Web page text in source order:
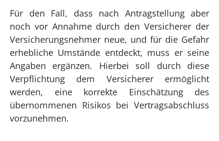
Für den Fall, dass nach Antragstellung aber
noch vor Annahme durch den Versicherer der
Versicherungsnehmer neue, und für die Gefahr
erhebliche Umstände entdeckt, muss er seine
Angaben ergänzen. Hierbei soll durch diese
Verpflichtung dem Versicherer ermöglicht
werden, eine korrekte Einschätzung des
übernommenen Risikos bei Vertragsabschluss
vorzunehmen.